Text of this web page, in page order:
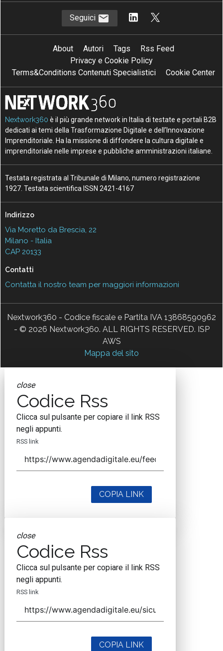
Seguici
About Autori Tags
Rss Feed
Privacy e Cookie Policy
Terms&Conditions Contenuti Specialistici
Cookie Center
Nextwork360 è il più grande network in Italia di testate e portali B2B
dedicati ai temi della Trasformazione Digitale e dell’Innovazione
Imprenditoriale. Ha la missione di diffondere la cultura digitale e
imprenditoriale nelle imprese e pubbliche amministrazioni italiane.
Testata registrata al Tribunale di Milano, numero registrazione
1927. Testata scientifica ISSN 2421-4167
Indirizzo
Via Moretto da Brescia, 22
Milano - Italia
CAP 20133
Contatti
Contatta il nostro team per maggiori informazioni
Nextwork360 - Codice fiscale e Partita IVA 13868590962
- © 2026 Nextwork360. ALL RIGHTS RESERVED. ISP
AWS
Mappa del sito
close
Codice Rss
Clicca sul pulsante per copiare il link RSS
negli appunti.
RSS link
COPIA LINK
close
Codice Rss
Clicca sul pulsante per copiare il link RSS
negli appunti.
RSS link
COPIA LINK